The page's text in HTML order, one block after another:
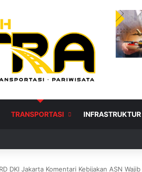
TRANSPORTASI INFRASTRUKTUR
DKI Jakarta Komentari Kebijakan ASN